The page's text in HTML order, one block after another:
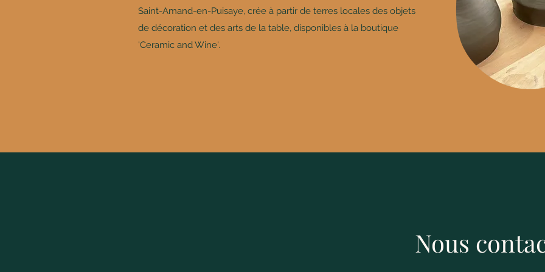
Saint-Amand-en-Puisaye, crée à partir de terres locales des objets
de décoration et des arts de la table, disponibles à la boutique
'Ceramic and Wine'.
Nous